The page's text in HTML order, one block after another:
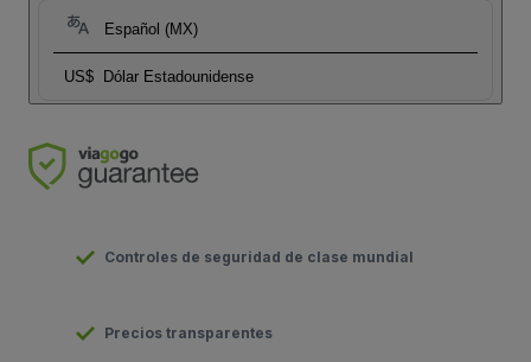
Español (MX)
US$ Dólar Estadounidense
Controles de seguridad de clase mundial
Precios transparentes